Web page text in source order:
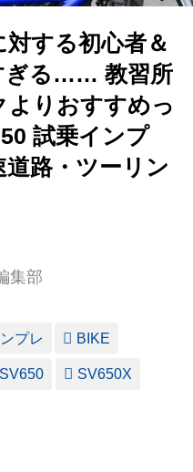
する初心者＆
ぎる…… 教習所
よりおすすめっ
試乗インプ
路・ツーリン
集部
プレ BIKE
SV650 SV650X